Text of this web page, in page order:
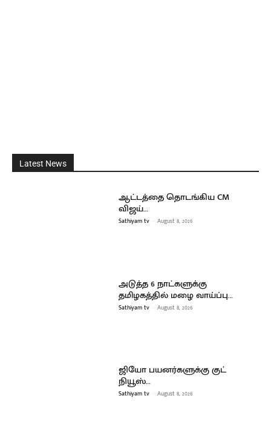
Latest News
ஆட்டத்தை தொடங்கிய CM
விஜய்…
Sathiyam tv - August 8, 2026
அடுத்த 6 நாட்களுக்கு
தமிழகத்தில் மழை வாய்ப்பு…
Sathiyam tv - August 8, 2026
ஜியோ பயனர்களுக்கு குட்
நியூஸ்…
Sathiyam tv - August 8, 2026